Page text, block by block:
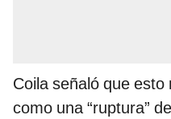
Coila señaló que
como una “ruptura”